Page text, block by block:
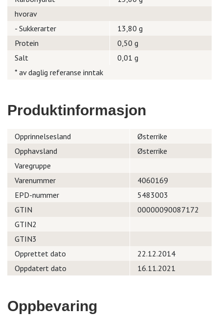
hvorav
- Sukkerarter
13,80 g
Protein
0,50 g
Salt
0,01 g
* av daglig referanse inntak
Produktinformasjon
Opprinnelsesland
Østerrike
Opphavsland
Østerrike
Varegruppe
Varenummer
4060169
EPD-nummer
5483003
GTIN
00000090087172
GTIN2
GTIN3
Opprettet dato
22.12.2014
Oppdatert dato
16.11.2021
Oppbevaring